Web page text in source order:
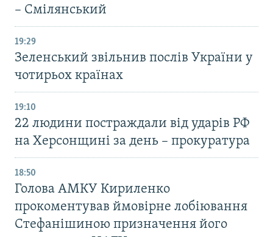
– Смілянський
19:29
Зеленський звільнив послів України у
чотирьох країнах
19:10
22 людини постраждали від ударів РФ
на Херсонщині за день – прокуратура
18:50
Голова АМКУ Кириленко
прокоментував ймовірне лобіювання
Стефанішиною призначення його